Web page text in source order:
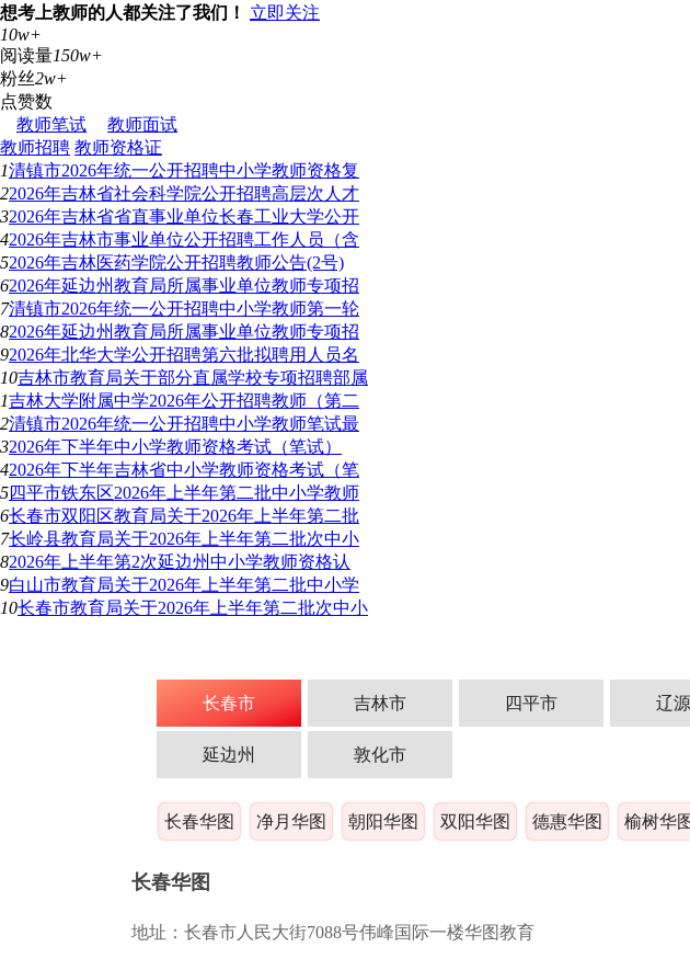
想考上教师的人都关注了我们！
立即关注
10w+
阅读量150w+
粉丝2w+
点赞数
教师笔试
教师面试
教师招聘 教师资格证
1清镇市2026年统一公开招聘中小学教师资格复
22026年吉林省社会科学院公开招聘高层次人才
32026年吉林省省直事业单位长春工业大学公开
42026年吉林市事业单位公开招聘工作人员（含
52026年吉林医药学院公开招聘教师公告(2号)
62026年延边州教育局所属事业单位教师专项招
7清镇市2026年统一公开招聘中小学教师第一轮
82026年延边州教育局所属事业单位教师专项招
92026年北华大学公开招聘第六批拟聘用人员名
10吉林市教育局关于部分直属学校专项招聘部属
1吉林大学附属中学2026年公开招聘教师（第二
2清镇市2026年统一公开招聘中小学教师笔试最
32026年下半年中小学教师资格考试（笔试）
42026年下半年吉林省中小学教师资格考试（笔
5四平市铁东区2026年上半年第二批中小学教师
6长春市双阳区教育局关于2026年上半年第二批
7长岭县教育局关于2026年上半年第二批次中小
82026年上半年第2次延边州中小学教师资格认
9白山市教育局关于2026年上半年第二批中小学
10长春市教育局关于2026年上半年第二批次中小